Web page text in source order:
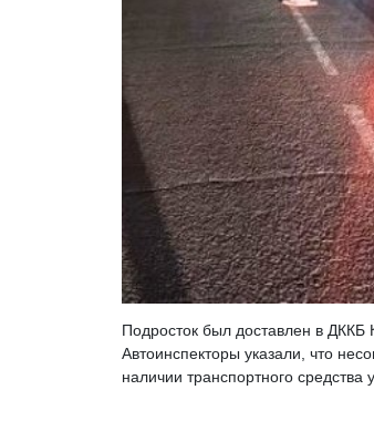
Подросток был доставлен в ДККБ
Автоинспекторы указали, что
наличии транспортного